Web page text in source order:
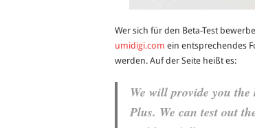
Wer sich für den Beta-Test
umidigi.com ein entsprechendes
werden. Auf der Seite heißt es:
We will provide you
Plus. We can test out